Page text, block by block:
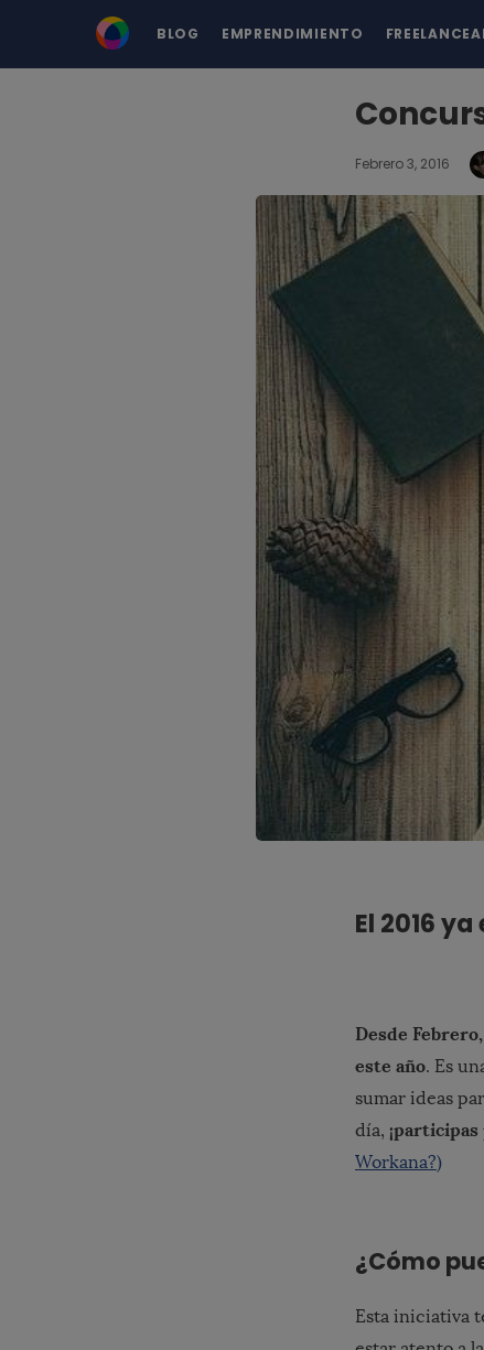
BLOG EMPRENDIMIENTO
Febrero 3, 2016
El 2016
Desde
este año. Es
sumar ideas
día,
Workana?)
¿Cómo
Esta iniciativa